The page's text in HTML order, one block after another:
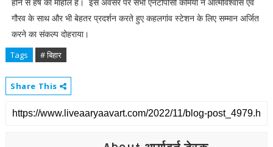
गौरव के साथ और भी बेहतर प्रदर्शन करते हुए कहलगांव स्टेशन के लिए सम्मान अर्जित
करने का संकल्प दोहराया।
Tags # बिहार
Share This